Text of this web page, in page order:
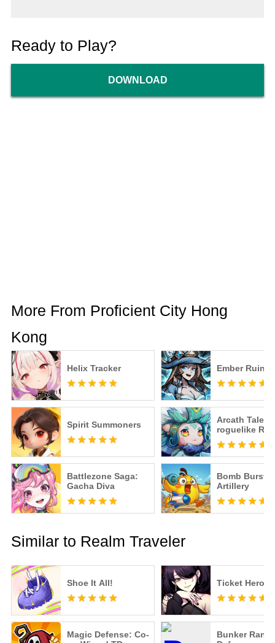
Ready to Play?
DOWNLOAD
More From Proficient City Hong
Kong
Helix Tracker Ember Ruin
Spirit Summoners
Arcath Tales:
roguelike
Battlezone Saga:
Gacha Diva
Bomb Burst -
Artillery
Similar to Realm Traveler
Shoe It All! Ticket Hero
Magic Defense: Co-
Bunker